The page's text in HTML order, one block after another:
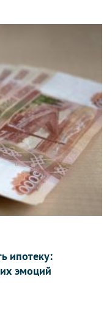
ипотеку:
эмоций